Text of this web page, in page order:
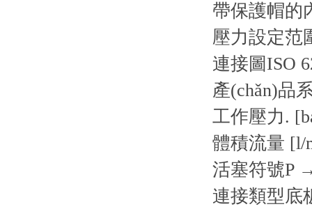
帶保護帽的
壓力設定范
連接圖ISO
產(chǎn)品
工作壓力.
體積流量 [l/
活塞符號P
連接類型底